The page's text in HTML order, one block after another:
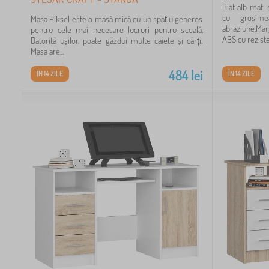
Masa Piksel este o masă mică cu un spațiu generos
pentru cele mai necesare lucruri pentru școală.
Datorită ușilor, poate găzdui multe caiete și cărți.
Masa are...
484lei
ÎN 14 ZILE
Blat alb mat,
cu
ABS cu
ÎN 14 ZILE